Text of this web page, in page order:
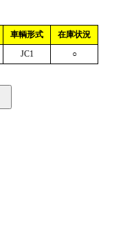
車輌形式
在庫状況
JC1 ○